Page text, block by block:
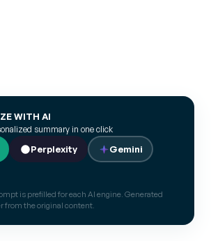
WITH AI
summary in one click
Perplexity Gemini
is prefilled for each AI engine. Generated
from the original content.